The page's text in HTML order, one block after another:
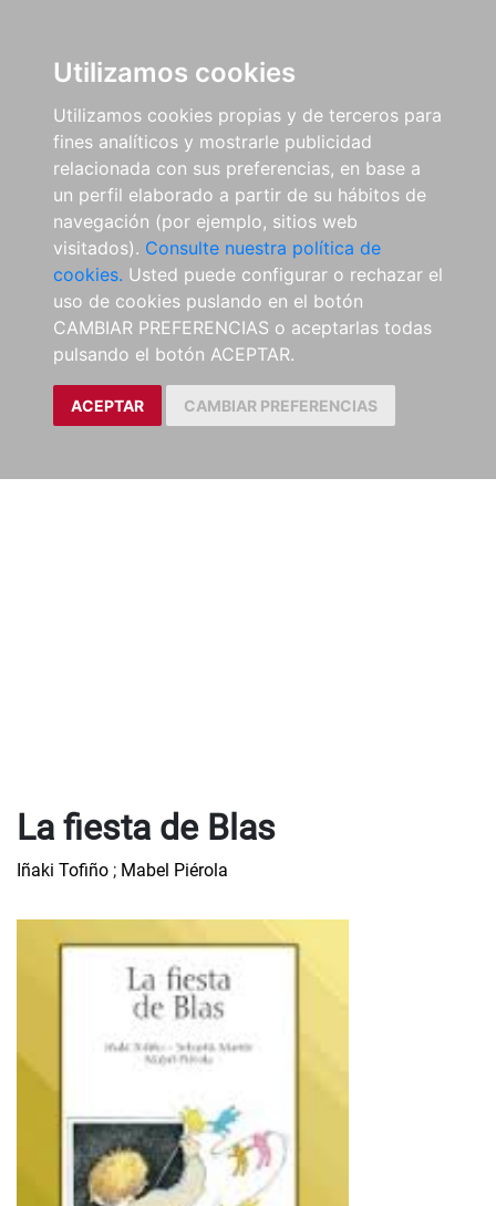
Utilizamos cookies
Utilizamos cookies propias y de terceros para
fines analíticos y mostrarle publicidad
relacionada con sus preferencias, en base a
un perfil elaborado a partir de su hábitos de
navegación (por ejemplo, sitios web
visitados). Consulte nuestra política de
cookies. Usted puede configurar o rechazar el
uso de cookies puslando en el botón
CAMBIAR PREFERENCIAS o aceptarlas todas
pulsando el botón ACEPTAR.
ACEPTAR CAMBIAR PREFERENCIAS
La fiesta de Blas
Iñaki Tofiño ; Mabel Piérola